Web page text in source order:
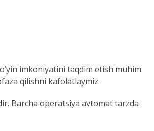
imkoniyatini taqdim etish muhim
qilishni kafolatlaymiz.
Barcha operatsiya avtomat tarzda